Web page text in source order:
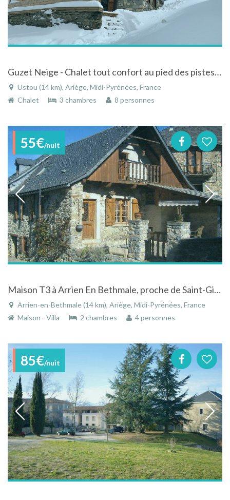
Guzet Neige - Chalet tout confort au pied des pistes (sauna, Wifi)
Ustou (14 km), Ariège, Midi-Pyrénées, France
Chalet
3 chambres 8 personnes
55€/nuit
Maison T3 à Arrien En Bethmale, proche de Saint-Girons dans les Pyrénées ariégeoises
Arrien-en-Bethmale (14 km), Ariège, Midi-Pyrénées, France
Maison - Villa
2 chambres 4 personnes
85€/nuit